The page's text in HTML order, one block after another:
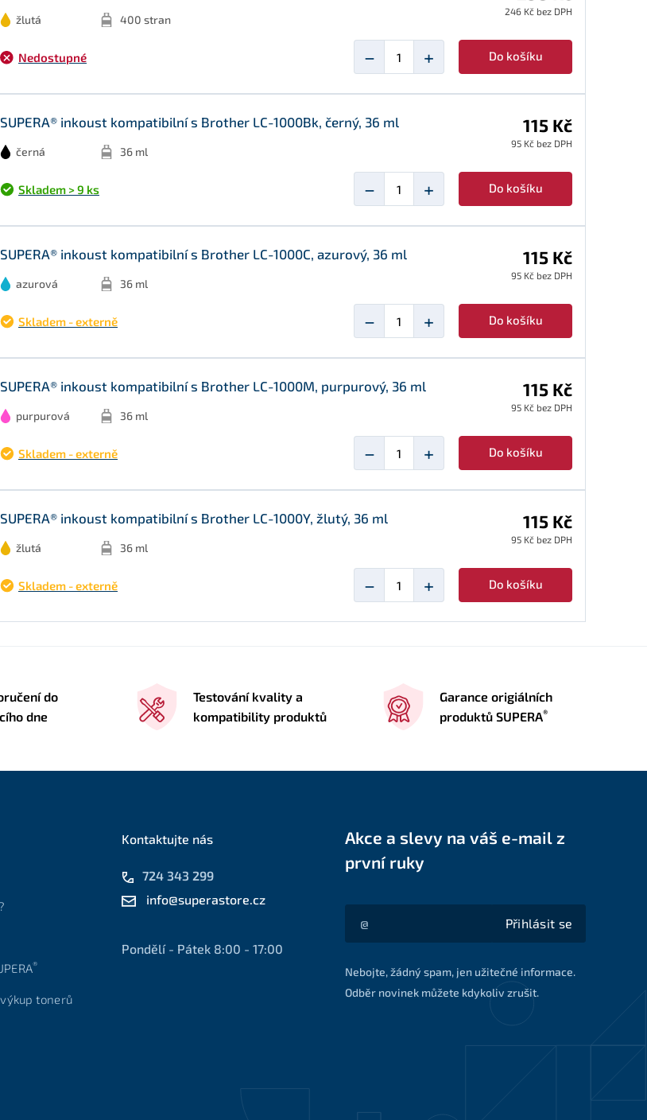
žlutá 400 stran
246 Kč bez DPH
Nedostupné − + Do košíku
SUPERA® inkoust kompatibilní s Brother LC-1000Bk, černý, 36 ml
černá 36 ml
115 Kč
95 Kč bez DPH
Skladem > 9 ks − + Do košíku
SUPERA® inkoust kompatibilní s Brother LC-1000C, azurový, 36 ml
azurová 36 ml
115 Kč
95 Kč bez DPH
Skladem - externě − + Do košíku
SUPERA® inkoust kompatibilní s Brother LC-1000M, purpurový, 36 ml
purpurová 36 ml
115 Kč
95 Kč bez DPH
Skladem - externě − + Do košíku
SUPERA® inkoust kompatibilní s Brother LC-1000Y, žlutý, 36 ml
žlutá 36 ml
115 Kč
95 Kč bez DPH
Skladem - externě − + Do košíku
do
dne
Testování kvality a
kompatibility produktů
Garance origiálních
produktů SUPERA®
®
tonerů
Kontaktujte nás
724 343 299
info@superastore.cz
Pondělí - Pátek 8:00 - 17:00
Akce a slevy na váš e-mail z
první ruky
Akce a slevy na váš e-mail z první ruky
Přihlásit se
Nebojte, žádný spam, jen užitečné informace.
Odběr novinek můžete kdykoliv zrušit.